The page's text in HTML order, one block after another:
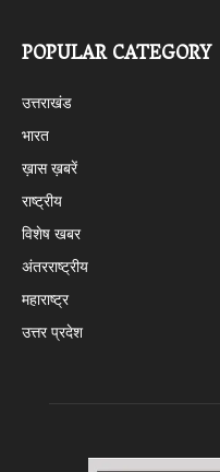
POPULAR CATEGORY
उत्तराखंड
भारत
ख़ास ख़बरें
राष्ट्रीय
विशेष खबर
अंतरराष्ट्रीय
महाराष्ट्र
उत्तर प्रदेश